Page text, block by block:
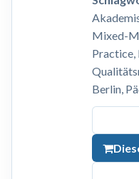
Mixed-
Practice,
Berlin,